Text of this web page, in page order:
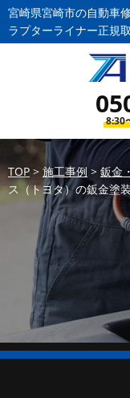
宮崎県宮崎市の自動車
ラプターライナー正規
8:30
TOP > 施工事例 > 鈑金
ス（トヨタ）の鈑金塗